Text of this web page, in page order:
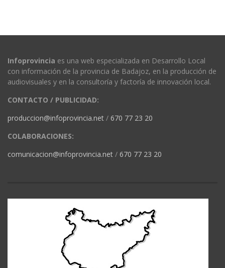
Infoprovincia es una web especializada en Desarrollo Local
con información de la provincia de Badajoz, en la producción de
audiovisuales y en la consultoría y factoría de innovación local.
CONTACTO / PUBLICIDAD:
produccion@infoprovincia.net / 670 77 23 20
COLABORACIONES:
comunicacion@infoprovincia.net / 670 77 23 20